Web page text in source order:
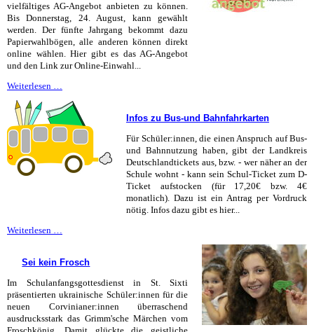
vielfältiges AG-Angebot anbieten zu können.
Bis Donnerstag, 24. August, kann gewählt
werden. Der fünfte Jahrgang bekommt dazu
Papierwahlbögen, alle anderen können direkt
online wählen. Hier gibt es das AG-Angebot
und den Link zur Online-Einwahl...
Weiterlesen …
ins
Angebot
Infos zu Bus-und Bahnfahrkarten
Für Schüler:innen, die einen Anspruch auf Bus-
und Bahnnutzung haben, gibt der Landkreis
Deutschlandtickets aus, bzw. - wer näher an der
Schule wohnt - kann sein Schul-Ticket zum D-
Ticket aufstocken (für 17,20€ bzw. 4€
monatlich). Dazu ist ein Antrag per Vordruck
nötig. Infos dazu gibt es hier...
Weiterlesen …
und
Bahnfahrkarten
Sei kein Frosch
Im Schulanfangsgottesdienst in St. Sixti
präsentierten ukrainische Schüler:innen für die
neuen Corvinianer:innen überraschend
ausdrucksstark das Grimm'sche Märchen vom